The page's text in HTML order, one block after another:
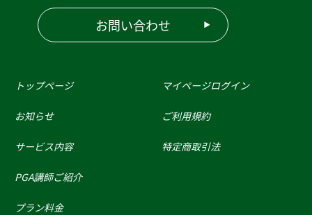
お問い合わせ
トップページ
お知らせ
サービス内容
PGA講師ご紹介
プラン料金
マイページログイン
ご利用規約
特定商取引法